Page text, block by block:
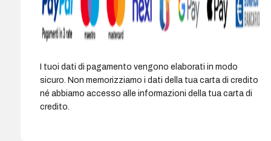
I tuoi dati di pagamento vengono elaborati in modo
sicuro. Non memorizziamo i dati della tua carta di credito
né abbiamo accesso alle informazioni della tua carta di
credito.